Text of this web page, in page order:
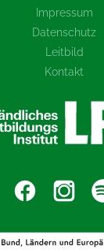
Impressum
Datenschutz
Leitbild
Kontakt